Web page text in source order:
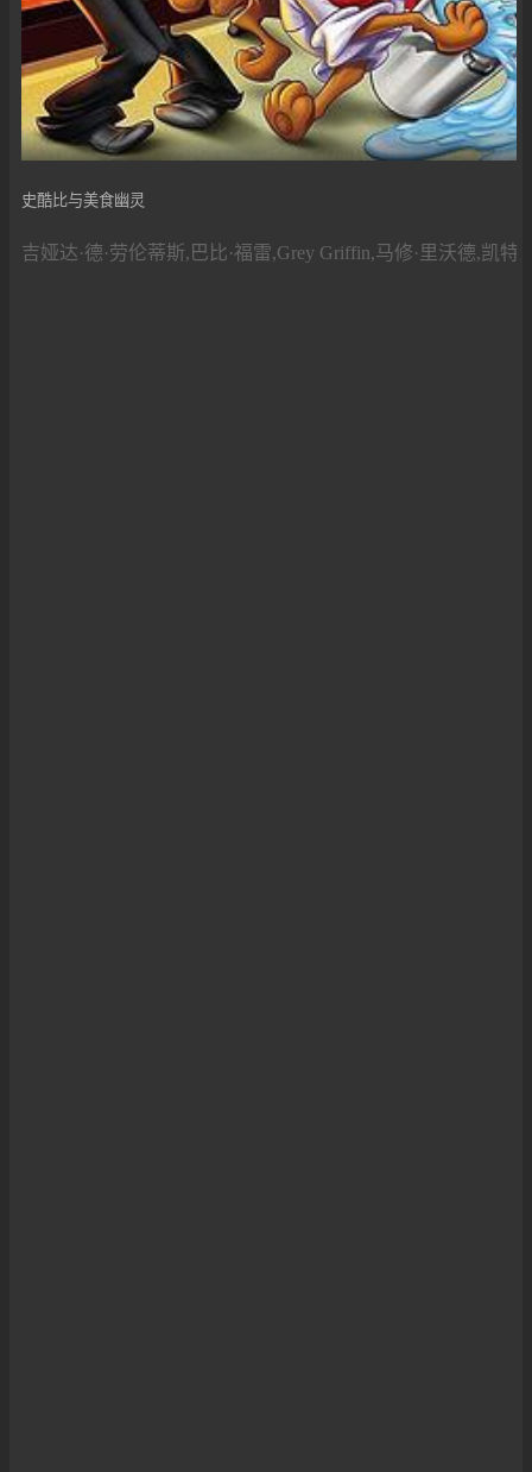
史酷比与美食幽灵
吉娅达·德·劳伦蒂斯,巴比·福雷,Grey Griffin,马修·里沃德,凯特·